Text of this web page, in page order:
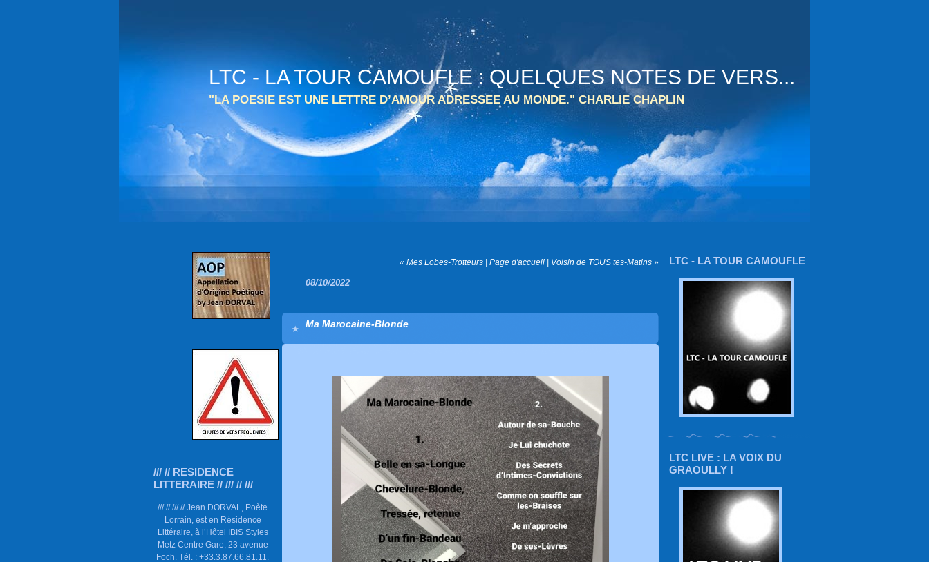
LTC - LA TOUR CAMOUFLE : QUELQUES NOTES DE VERS...
"LA POESIE EST UNE LETTRE D’AMOUR ADRESSEE AU MONDE." CHARLIE CHAPLIN
/// // RESIDENCE
LITTERAIRE // /// // ///
/// // /// // Jean DORVAL, Poète
Lorrain, est en Résidence
Littéraire, à l’Hôtel IBIS Styles
Metz Centre Gare, 23 avenue
Foch. Tél. : +33.3.87.66.81.11.
LTC - LA TOUR CAMOUFLE
LTC LIVE : LA VOIX DU
GRAOULLY !
« Mes Lobes-Trotteurs | Page d'accueil | Voisin de TOUS tes-Matins »
08/10/2022
Ma Marocaine-Blonde